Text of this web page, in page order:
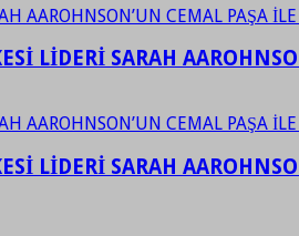
LİDERİ SARAH
LİDERİ SARAH